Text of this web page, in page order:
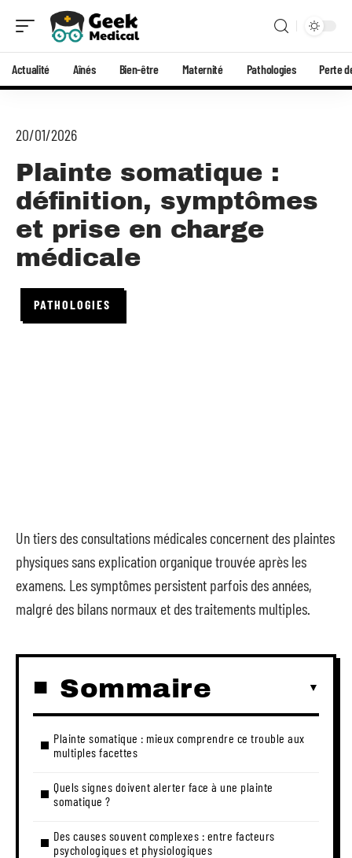
Actualité Aînés Bien-être Maternité Pathologies Perte
20/01/2026
Plainte somatique :
définition, symptômes
et prise en charge
médicale
PATHOLOGIES
Un tiers des consultations médicales concernent des plaintes
physiques sans explication organique trouvée après les
examens. Les symptômes persistent parfois des années,
malgré des bilans normaux et des traitements multiples.
Sommaire
Plainte somatique : mieux comprendre ce trouble aux
multiples facettes
Quels signes doivent alerter face à une plainte
somatique ?
Des causes souvent complexes : entre facteurs
psychologiques et physiologiques